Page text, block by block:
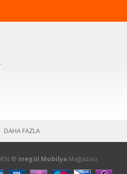
DAHA FAZLA
® inegöl Mobilya Mağazası